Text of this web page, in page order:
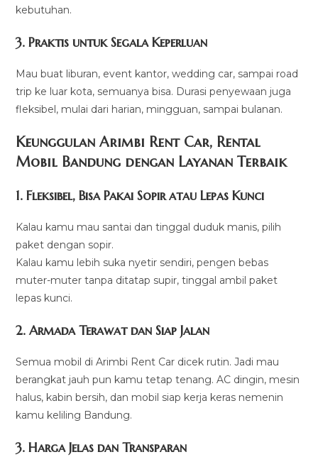
kebutuhan.
3. Praktis untuk Segala Keperluan
Mau buat liburan, event kantor, wedding car, sampai road
trip ke luar kota, semuanya bisa. Durasi penyewaan juga
fleksibel, mulai dari harian, mingguan, sampai bulanan.
Keunggulan Arimbi Rent Car, Rental
Mobil Bandung dengan Layanan Terbaik
1. Fleksibel, Bisa Pakai Sopir atau Lepas Kunci
Kalau kamu mau santai dan tinggal duduk manis, pilih
paket dengan sopir.
Kalau kamu lebih suka nyetir sendiri, pengen bebas
muter-muter tanpa ditatap supir, tinggal ambil paket
lepas kunci.
2. Armada Terawat dan Siap Jalan
Semua mobil di Arimbi Rent Car dicek rutin. Jadi mau
berangkat jauh pun kamu tetap tenang. AC dingin, mesin
halus, kabin bersih, dan mobil siap kerja keras nemenin
kamu keliling Bandung.
3. Harga Jelas dan Transparan